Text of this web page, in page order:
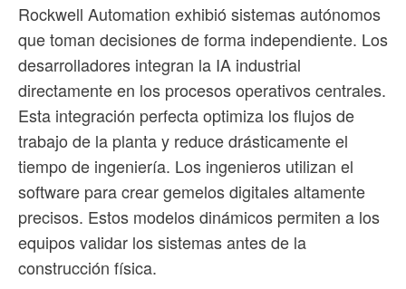
Rockwell Automation exhibió sistemas autónomos
que toman decisiones de forma independiente. Los
desarrolladores integran la IA industrial
directamente en los procesos operativos centrales.
Esta integración perfecta optimiza los flujos de
trabajo de la planta y reduce drásticamente el
tiempo de ingeniería. Los ingenieros utilizan el
software para crear gemelos digitales altamente
precisos. Estos modelos dinámicos permiten a los
equipos validar los sistemas antes de la
construcción física.